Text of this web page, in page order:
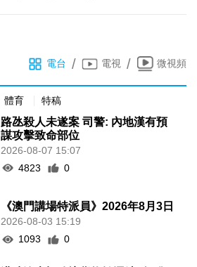
電台 / 電視 / 微視頻
體育 特稿
路氹殺人未遂案 司警: 內地漢有預
謀攻擊致命部位
2026-08-07 15:07
4823
0
《澳門講場特派員》2026年8月3日
2026-08-03 15:19
1093
0